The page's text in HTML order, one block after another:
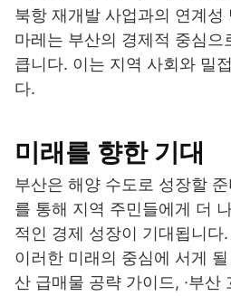
북항 재개발 사업과의 연계성
마레는 부산의 경제적 중심으
큽니다. 이는 지역 사회와 밀
다.
미래를 향한 기대
부산은 해양 수도로 성장할
를 통해 지역 주민들에게 더
적인 경제 성장이 기대됩니다
이러한 미래의 중심에 서게
산 급매물 공략 가이드, ·부산